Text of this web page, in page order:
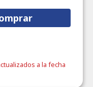
a la fecha